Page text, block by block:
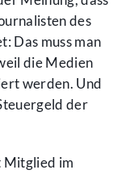
des
Das muss man
die Medien
werden. Und
der
Mitglied im